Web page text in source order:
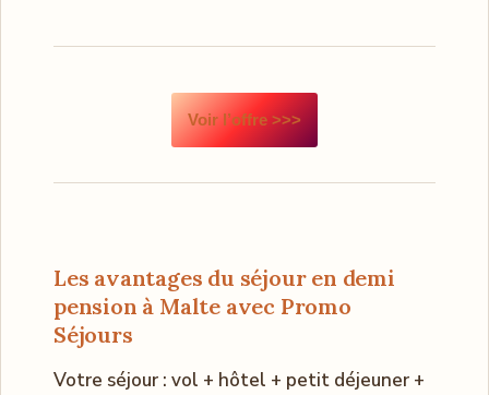
Voir l’offre >>>
Les avantages du séjour en demi
pension à Malte avec Promo
Séjours
Votre séjour : vol + hôtel + petit déjeuner +